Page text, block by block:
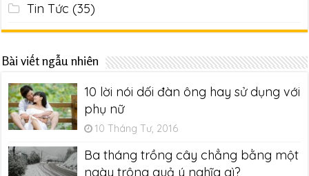
Tin Tức (35)
Bài viết ngẫu nhiên
10 lời nói dối đàn ông hay sử dụng với
phụ nữ
10 Tháng Tư, 2016
Ba tháng trồng cây chẳng bằng một
ngày trông quả ý nghĩa gì?